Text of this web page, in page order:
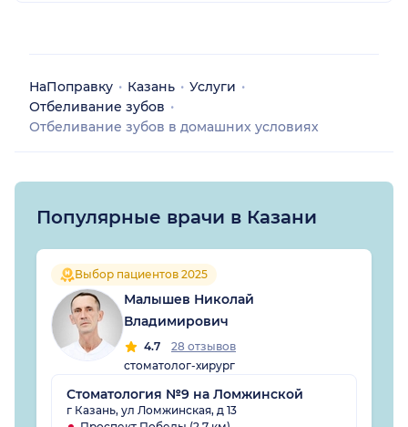
НаПоправку Казань
Услуги
Отбеливание зубов
Отбеливание зубов в домашних условиях
Популярные врачи в Казани
Выбор пациентов 2025
Малышев Николай
Владимирович
4.7
28 отзывов
стоматолог-хирург
Стоматология №9 на Ломжинской
г Казань, ул Ломжинская, д 13